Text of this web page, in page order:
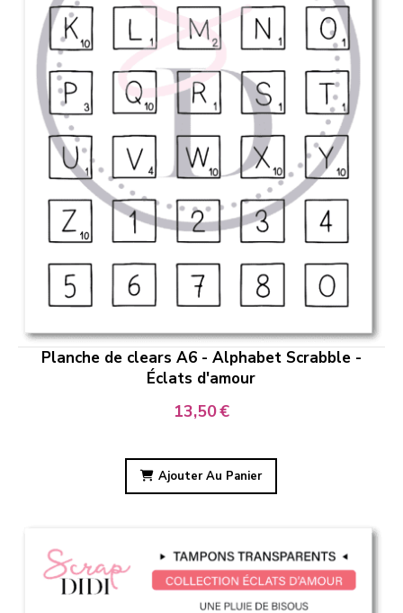
Planche de clears A6 - Alphabet Scrabble -
Éclats d'amour
13,50€
Ajouter Au Panier